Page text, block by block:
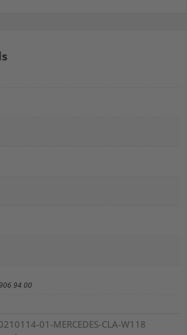
94 00
01-MERCEDES-CLA-W118